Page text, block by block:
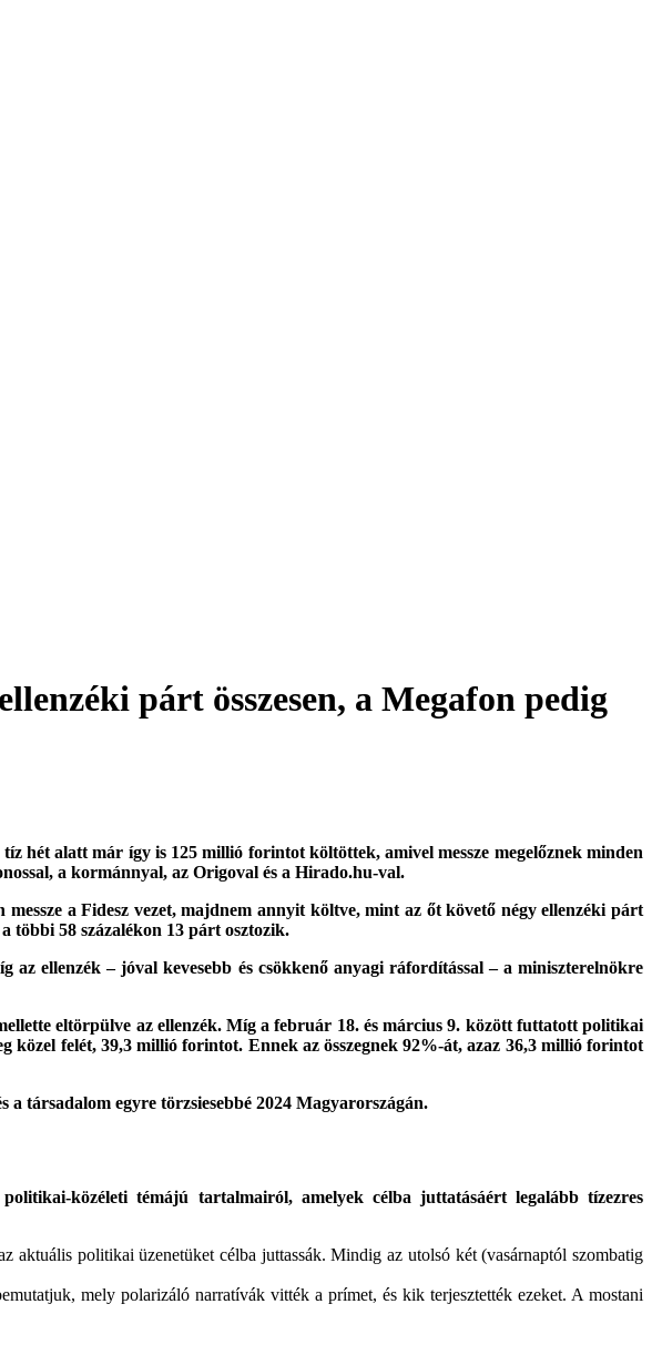
párt összesen, a Megafon pedig
hét alatt már így is 125 millió forintot költöttek, amivel messze megelőznek minden
a kormánnyal, az Origoval és a Hirado.hu-val.
a Fidesz vezet, majdnem annyit költve, mint az őt követő négy ellenzéki párt
többi 58 százalékon 13 párt osztozik.
ellenzék – jóval kevesebb és csökkenő anyagi ráfordítással – a miniszterelnökre
eltörpülve az ellenzék. Míg a február 18. és március 9. között futtatott politikai
közel felét, 39,3 millió forintot. Ennek az összegnek 92%-át, azaz 36,3 millió forintot
társadalom egyre törzsiesebbé 2024 Magyarországán.
közéleti témájú tartalmairól, amelyek célba juttatásáért legalább tízezres
politikai üzenetüket célba juttassák. Mindig az utolsó két (vasárnaptól szombatig
mely polarizáló narratívák vitték a prímet, és kik terjesztették ezeket. A mostani